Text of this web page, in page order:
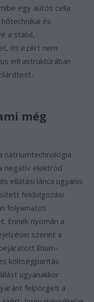
egy autós cella
és
a stabil,
és ezért nem
infrastruktúrában
még
nátriumtechnológia
negatív elektród
ellátási lánca ugyanis
feldolgozási
folyamatos
Ennek nyomán a
szerint a
lítium-
költségparitás
ugyanakkor
felpörgeti a